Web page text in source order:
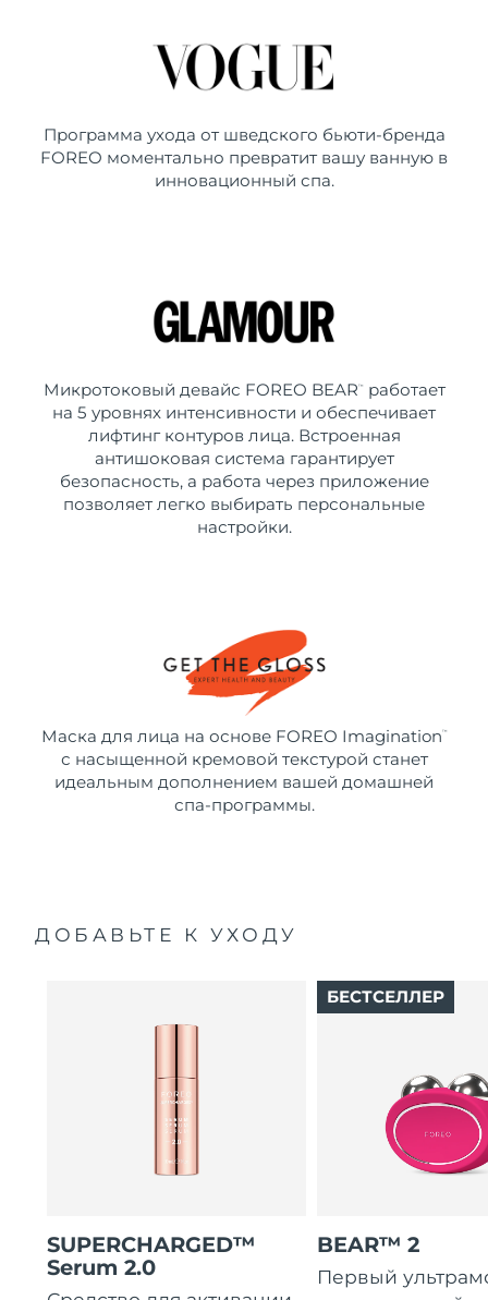
Программа ухода от шведского бьюти-бренда
FOREO моментально превратит вашу ванную в
инновационный спа.
Микротоковый девайс FOREO BEAR ™
работает
на 5 уровнях интенсивности и обеспечивает
лифтинг контуров лица. Встроенная
антишоковая система гарантирует
безопасность, а работа через приложение
позволяет легко выбирать персональные
настройки.
Маска для лица на основе FOREO Imagination ™
с насыщенной кремовой текстурой станет
идеальным дополнением вашей домашней
спа-программы.
ДОБАВЬТЕ К УХОДУ
SUPERCHARGED™
Serum 2.0
BEAR™ 2
Первый
БЕСТСЕЛЛЕР